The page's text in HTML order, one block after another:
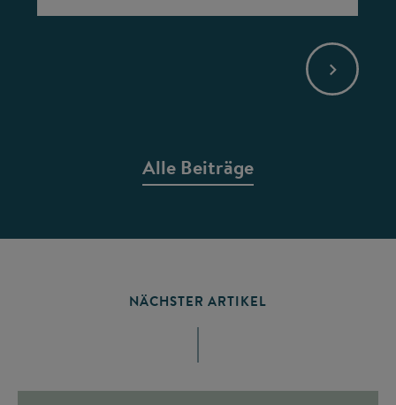
Alle Beiträge
NÄCHSTER ARTIKEL